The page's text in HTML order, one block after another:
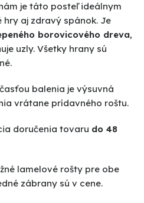
je táto posteľ ideálnym
aj zdravý spánok. Je
borovicového dreva,
uzly. Všetky hrany sú
balenia je výsuvná
vrátane prídavného roštu.
doručenia tovaru do 48
lamelové rošty pre obe
zábrany sú v cene.